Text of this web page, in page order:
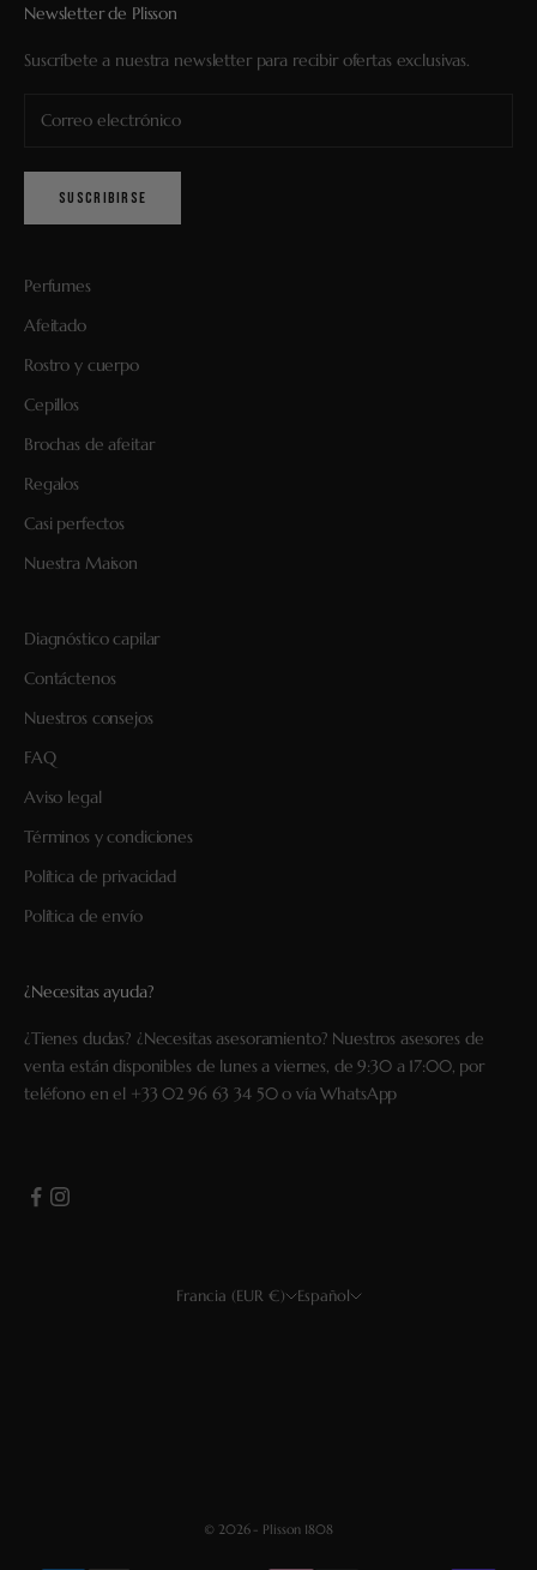
Newsletter de Plisson
Suscríbete a nuestra newsletter para recibir ofertas exclusivas.
SUSCRIBIRSE
Perfumes
Afeitado
Rostro y cuerpo
Cepillos
Brochas de afeitar
Regalos
Casi perfectos
Nuestra Maison
Diagnóstico capilar
Contáctenos
Nuestros consejos
FAQ
Aviso legal
Términos y condiciones
Política de privacidad
Política de envío
¿Necesitas ayuda?
¿Tienes dudas? ¿Necesitas asesoramiento? Nuestros asesores de
venta están disponibles de lunes a viernes, de 9:30 a 17:00, por
teléfono en el +33 02 96 63 34 50o víaWhatsApp
Francia (EUR €) Español
© 2026 - Plisson 1808